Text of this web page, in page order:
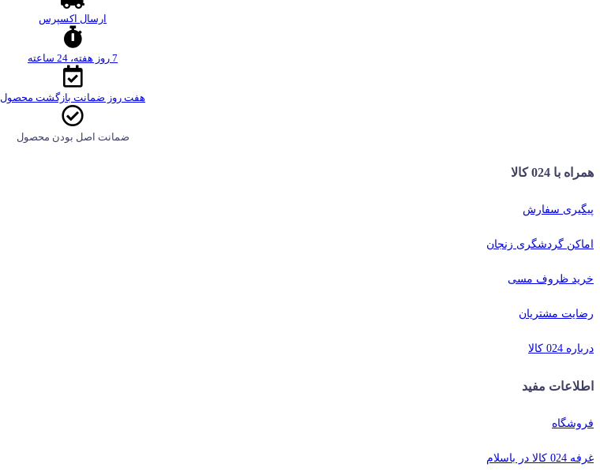
ارسال اکسپرس
7 روز هفته، 24 ساعته
هفت روز ضمانت بازگشت محصول
ضمانت اصل بودن محصول
همراه با 024 کالا
پیگیری سفارش
اماکن گردشگری زنجان
خرید ظروف مسی
رضایت مشتریان
درباره 024 کالا
اطلاعات مفید
فروشگاه
غرفه 024 کالا در باسلام